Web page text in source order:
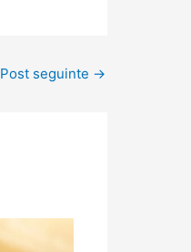
Post seguinte →